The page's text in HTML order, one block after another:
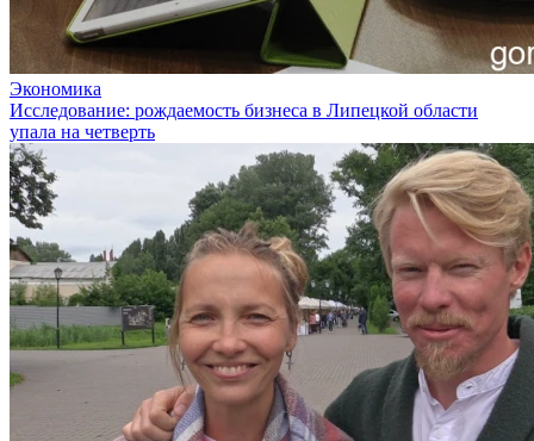
Экономика
Исследование: рождаемость бизнеса в Липецкой области
упала на четверть